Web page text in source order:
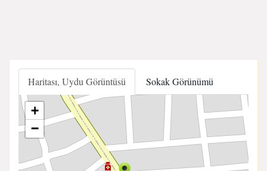
Haritası, Uydu Görüntüsü Sokak Görünümü
+
−